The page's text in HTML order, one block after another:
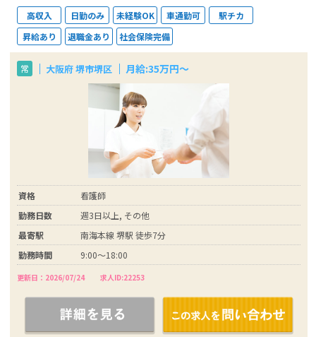
高収入 日勤のみ 未経験OK 車通勤可
駅チカ
昇給あり
退職金あり 社会保険完備
常 大阪府 堺市堺区 月給:35万円～
資格
看護師
勤務日数
週3日以上, その他
最寄駅
南海本線 堺駅 徒歩7分
勤務時間
9:00～18:00
更新日：2026/07/24 求人ID:22253